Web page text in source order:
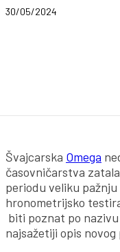
30/05/2024
Švajcarska Omega
časovničarstva
periodu veliku
hronometrijsko
biti poznat po
najsažetiji opis